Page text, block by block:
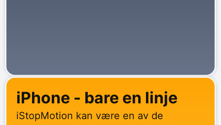
iPhone - bare en linje
iStopMotion kan være en av de